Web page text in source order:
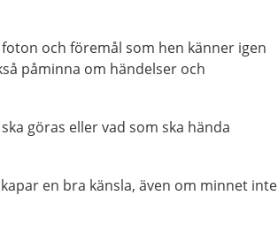
och föremål som hen känner igen
påminna om händelser och
göras eller vad som ska hända
en bra känsla, även om minnet inte